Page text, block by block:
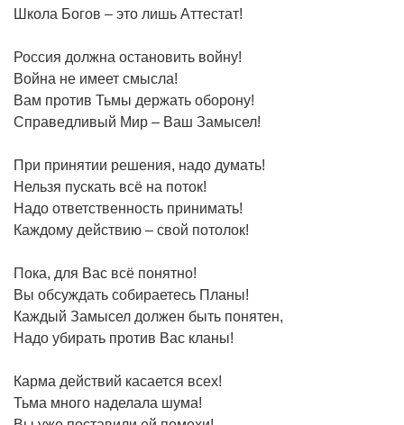
Школа Богов – это лишь Аттестат!
Россия должна остановить войну!
Война не имеет смысла!
Вам против Тьмы держать оборону!
Справедливый Мир – Ваш Замысел!
При принятии решения, надо думать!
Нельзя пускать всё на поток!
Надо ответственность принимать!
Каждому действию – свой потолок!
Пока, для Вас всё понятно!
Вы обсуждать собираетесь Планы!
Каждый Замысел должен быть понятен,
Надо убирать против Вас кланы!
Карма действий касается всех!
Тьма много наделала шума!